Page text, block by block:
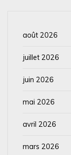
août 2026
juillet 2026
juin 2026
mai 2026
avril 2026
mars 2026